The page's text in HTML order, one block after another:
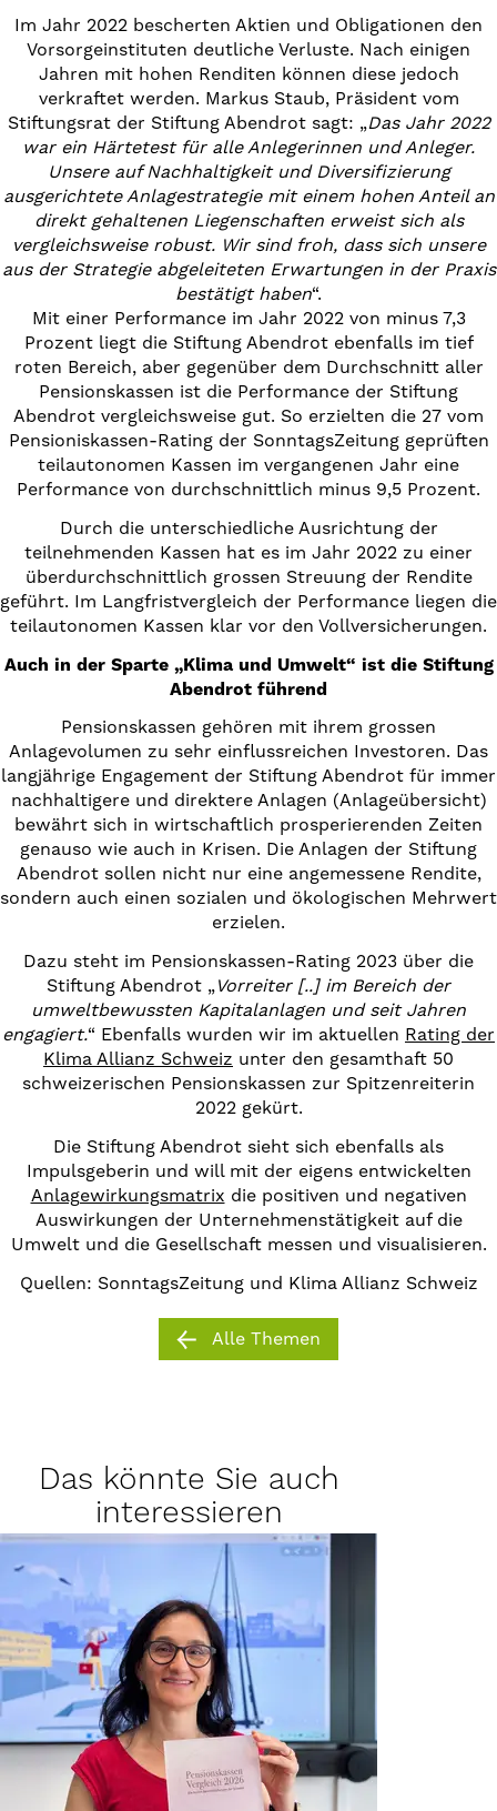
Im Jahr 2022 bescherten Aktien und Obligationen den
Vorsorgeinstituten deutliche Verluste. Nach einigen
Jahren mit hohen Renditen können diese jedoch
verkraftet werden. Markus Staub, Präsident vom
Stiftungsrat der Stiftung Abendrot sagt: „Das Jahr 2022
war ein Härtetest für alle Anlegerinnen und Anleger.
Unsere auf Nachhaltigkeit und Diversifizierung
ausgerichtete Anlagestrategie mit einem hohen Anteil an
direkt gehaltenen Liegenschaften erweist sich als
vergleichsweise robust. Wir sind froh, dass sich unsere
aus der Strategie abgeleiteten Erwartungen in der Praxis
bestätigt haben“.
Mit einer Performance im Jahr 2022 von minus 7,3
Prozent liegt die Stiftung Abendrot ebenfalls im tief
roten Bereich, aber gegenüber dem Durchschnitt aller
Pensionskassen ist die Performance der Stiftung
Abendrot vergleichsweise gut. So erzielten die 27 vom
Pensioniskassen-Rating der SonntagsZeitung geprüften
teilautonomen Kassen im vergangenen Jahr eine
Performance von durchschnittlich minus 9,5 Prozent.
Durch die unterschiedliche Ausrichtung der
teilnehmenden Kassen hat es im Jahr 2022 zu einer
überdurchschnittlich grossen Streuung der Rendite
geführt. Im Langfristvergleich der Performance liegen die
teilautonomen Kassen klar vor den Vollversicherungen.
Auch in der Sparte „Klima und Umwelt“ ist die Stiftung
Abendrot führend
Pensionskassen gehören mit ihrem grossen
Anlagevolumen zu sehr einflussreichen Investoren. Das
langjährige Engagement der Stiftung Abendrot für immer
nachhaltigere und direktere Anlagen (Anlageübersicht)
bewährt sich in wirtschaftlich prosperierenden Zeiten
genauso wie auch in Krisen. Die Anlagen der Stiftung
Abendrot sollen nicht nur eine angemessene Rendite,
sondern auch einen sozialen und ökologischen Mehrwert
erzielen.
Dazu steht im Pensionskassen-Rating 2023 über die
Stiftung Abendrot „Vorreiter [..] im Bereich der
umweltbewussten Kapitalanlagen und seit Jahren
engagiert.“ Ebenfalls wurden wir im aktuellen Rating der
Klima Allianz Schweiz unter den gesamthaft 50
schweizerischen Pensionskassen zur Spitzenreiterin
2022 gekürt.
Die Stiftung Abendrot sieht sich ebenfalls als
Impulsgeberin und will mit der eigens entwickelten
Anlagewirkungsmatrix die positiven und negativen
Auswirkungen der Unternehmenstätigkeit auf die
Umwelt und die Gesellschaft messen und visualisieren.
Quellen: SonntagsZeitung und Klima Allianz Schweiz
Alle Themen
Das könnte Sie auch
interessieren